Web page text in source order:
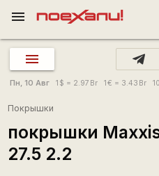
menu
Пн, 10 Авг 1 $ = 2.97 Br 1€ = 3.43 Br
Покрышки
покрышки
27.5 2.2